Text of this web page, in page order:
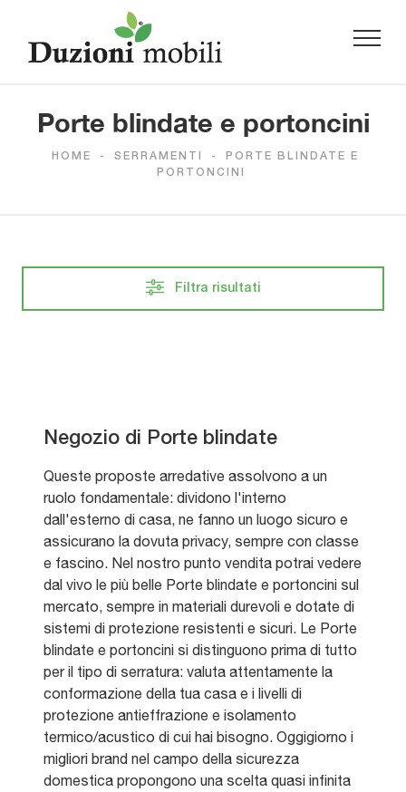
Porte blindate e portoncini
HOME - SERRAMENTI -
PORTE BLINDATE E
PORTONCINI
Filtra risultati
Negozio di Porte blindate
Queste proposte arredative assolvono a un
ruolo fondamentale: dividono l'interno
dall'esterno di casa, ne fanno un luogo sicuro e
assicurano la dovuta privacy, sempre con classe
e fascino. Nel nostro punto vendita potrai vedere
dal vivo le più belle Porte blindate e portoncini sul
mercato, sempre in materiali durevoli e dotate di
sistemi di protezione resistenti e sicuri. Le Porte
blindate e portoncini si distinguono prima di tutto
per il tipo di serratura: valuta attentamente la
conformazione della tua casa e i livelli di
protezione antieffrazione e isolamento
termico/acustico di cui hai bisogno. Oggigiorno i
migliori brand nel campo della sicurezza
domestica propongono una scelta quasi infinita